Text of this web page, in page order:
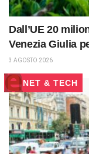
Dall’UE 20
Venezia Giulia
3 AGOSTO 2026
NET & TECH